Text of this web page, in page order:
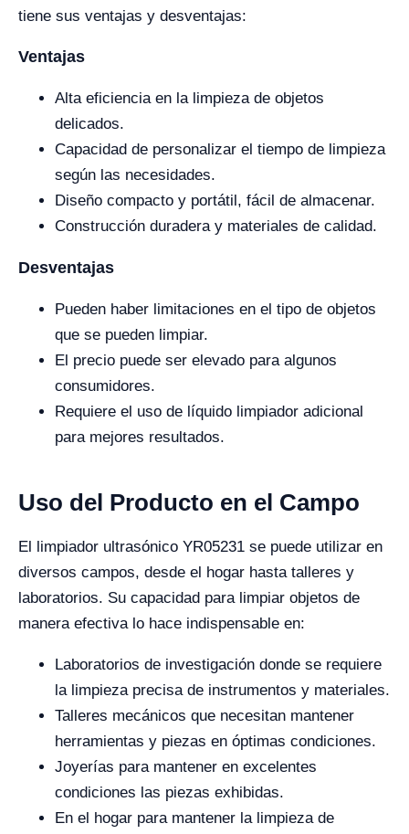
tiene sus ventajas y desventajas:
Ventajas
Alta eficiencia en la limpieza de objetos
delicados.
Capacidad de personalizar el tiempo de limpieza
según las necesidades.
Diseño compacto y portátil, fácil de almacenar.
Construcción duradera y materiales de calidad.
Desventajas
Pueden haber limitaciones en el tipo de objetos
que se pueden limpiar.
El precio puede ser elevado para algunos
consumidores.
Requiere el uso de líquido limpiador adicional
para mejores resultados.
Uso del Producto en el Campo
El limpiador ultrasónico YR05231 se puede utilizar en
diversos campos, desde el hogar hasta talleres y
laboratorios. Su capacidad para limpiar objetos de
manera efectiva lo hace indispensable en:
Laboratorios de investigación donde se requiere
la limpieza precisa de instrumentos y materiales.
Talleres mecánicos que necesitan mantener
herramientas y piezas en óptimas condiciones.
Joyerías para mantener en excelentes
condiciones las piezas exhibidas.
En el hogar para mantener la limpieza de